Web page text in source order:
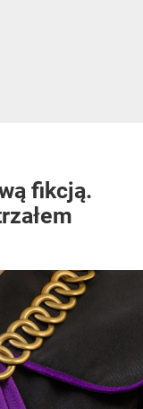
fikcją.